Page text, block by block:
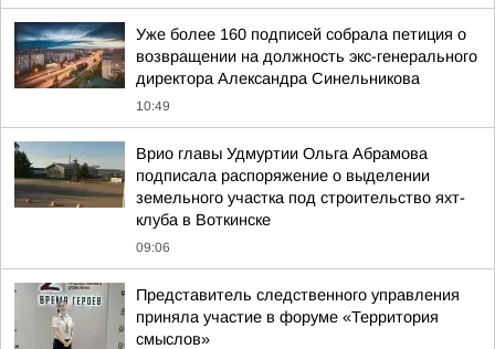
Уже более 160 подписей собрала петиция о
возвращении на должность экс-генерального
директора Александра Синельникова
10:49
Врио главы Удмуртии Ольга Абрамова
подписала распоряжение о выделении
земельного участка под строительство яхт-
клуба в Воткинске
09:06
Представитель следственного управления
приняла участие в форуме «Территория
смыслов»